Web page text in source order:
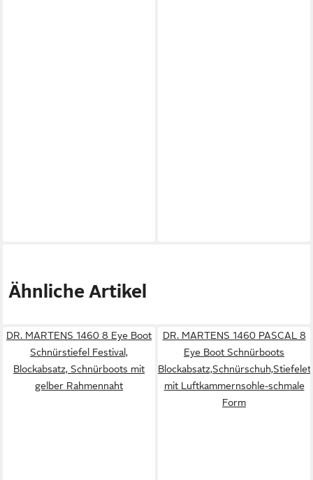
Ähnliche Artikel
DR. MARTENS 1460 8 Eye Boot
Schnürstiefel Festival,
Blockabsatz, Schnürboots mit
gelber Rahmennaht
DR. MARTENS 1460 PASCAL 8
Eye Boot Schnürboots
mit Luftkammernsohle-schmale
Form